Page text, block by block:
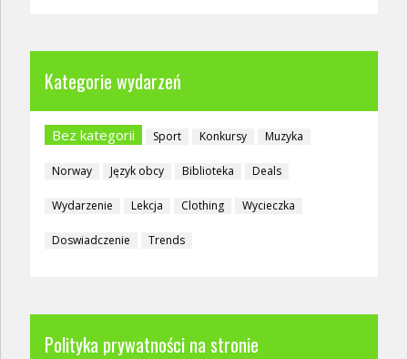
Kategorie wydarzeń
Bez kategorii Sport Konkursy Muzyka
Norway Język obcy Biblioteka Deals
Wydarzenie Lekcja Clothing Wycieczka
Doswiadczenie Trends
Polityka prywatności na stronie